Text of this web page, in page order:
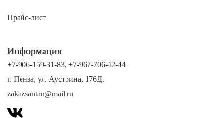
Прайс-лист
Информация
+7-906-159-31-83, +7-967-706-42-44
г. Пенза, ул. Аустрина, 176Д.
zakazsantan@mail.ru